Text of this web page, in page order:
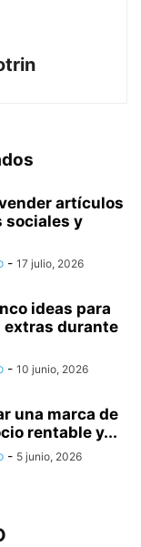
artículos
sociales y
- 17 julio, 2026
ideas para
extras durante
- 10 junio, 2026
una marca de
rentable y...
- 5 junio, 2026